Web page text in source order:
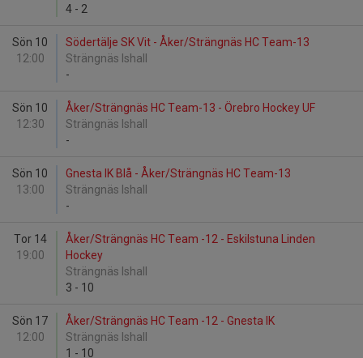
4 - 2
Sön 10
12:00
Södertälje SK Vit - Åker/Strängnäs HC Team-13
Strängnäs Ishall
-
Sön 10
12:30
Åker/Strängnäs HC Team-13 - Örebro Hockey UF
Strängnäs Ishall
-
Sön 10
13:00
Gnesta IK Blå - Åker/Strängnäs HC Team-13
Strängnäs Ishall
-
Tor 14
19:00
Åker/Strängnäs HC Team -12 - Eskilstuna Linden
Hockey
Strängnäs Ishall
3 - 10
Sön 17
12:00
Åker/Strängnäs HC Team -12 - Gnesta IK
Strängnäs Ishall
1 - 10